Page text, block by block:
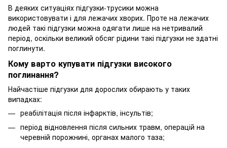
В деяких ситуаціях підгузки-трусики можна
використовувати і для лежачих хворих. Проте на лежачих
людей такі підгузки можна одягати лише на нетривалий
період, оскільки великий обсяг рідини такі підгузки не здатні
поглинути.
Кому варто купувати підгузки високого
поглинання?
Найчастіше підгузки для дорослих обирають у таких
випадках:
реабілітація після інфарктів, інсультів;
період відновлення після сильних травм, операцій на
черевній порожнині, органах малого таза;